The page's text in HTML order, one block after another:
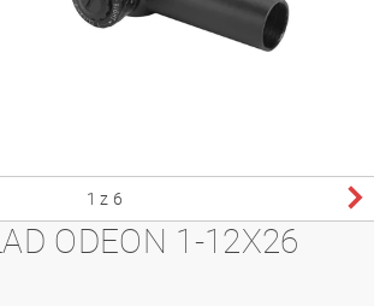
1 z 6
ODEON 1-12X26